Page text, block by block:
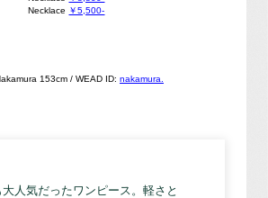
Necklace ￥5,500-
153cm / WEAD ID: nakamura.
大人気だったワンピース。軽さと